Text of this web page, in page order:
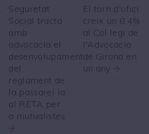
Seguretat
Social tracta
amb
advocacia el
desenvolupament
del
reglament de
la passarel·la
al RETA per
a mutualistes
El torn d'ofici
creix un 8,4%
al Col·legi de
l'Advocacia
de Girona en
un any